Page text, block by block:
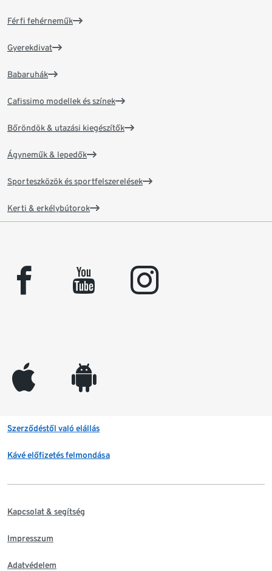
Férfi fehérneműk
Gyerekdivat
Babaruhák
Cafissimo modellek és színek
Bőröndök & utazási kiegészítők
Ágyneműk & lepedők
Sporteszközök és sportfelszerelések
Kerti & erkélybútorok
facebook youtube instagram
appleinc android
Szerződéstől való elállás
Kávé előfizetés felmondása
Kapcsolat & segítség
Impresszum
Adatvédelem